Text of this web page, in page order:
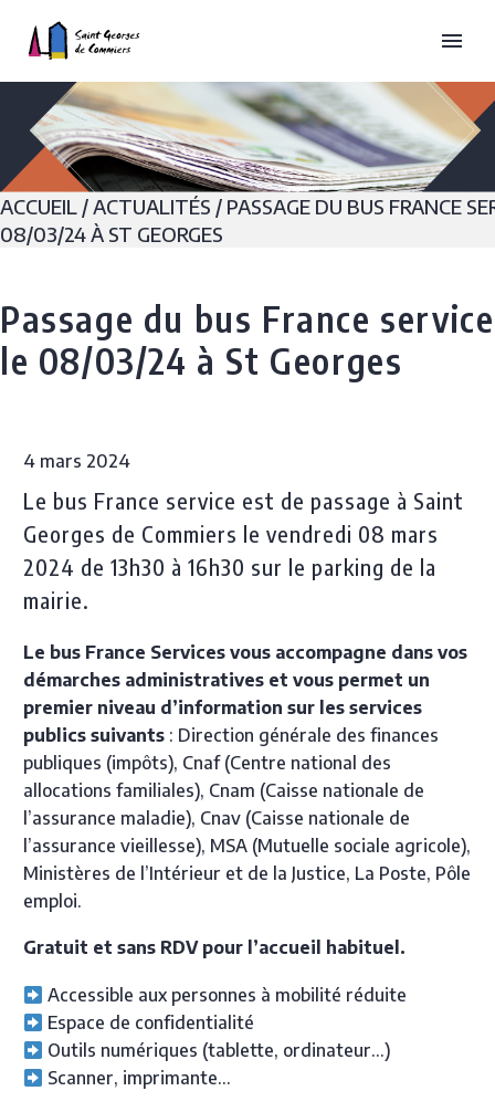
ACCUEIL /ACTUALITÉS / PASSAGE DU BUS FRANCE
08/03/24 À ST GEORGES
Passage du bus France service
le 08/03/24 à St Georges
4 mars 2024
Le bus France service est de passage à Saint
Georges de Commiers le vendredi 08 mars
2024 de 13h30 à 16h30 sur le parking de la
mairie.
Le bus France Services vous accompagne dans vos
démarches administratives et vous permet un
premier niveau d’information sur les services
publics suivants : Direction générale des finances
publiques (impôts), Cnaf (Centre national des
allocations familiales), Cnam (Caisse nationale de
l’assurance maladie), Cnav (Caisse nationale de
l’assurance vieillesse), MSA (Mutuelle sociale agricole),
Ministères de l’Intérieur et de la Justice, La Poste, Pôle
emploi.
Gratuit et sans RDV pour l’accueil habituel.
Accessible aux personnes à mobilité réduite
Espace de confidentialité
Outils numériques (tablette, ordinateur…)
Scanner, imprimante…